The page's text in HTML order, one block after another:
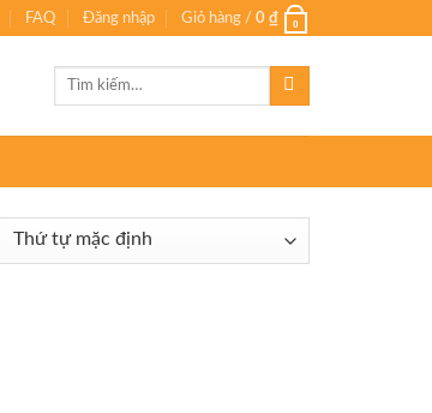
FAQ Đăng nhập Giỏ hàng / 0 ₫ 0
Tìm